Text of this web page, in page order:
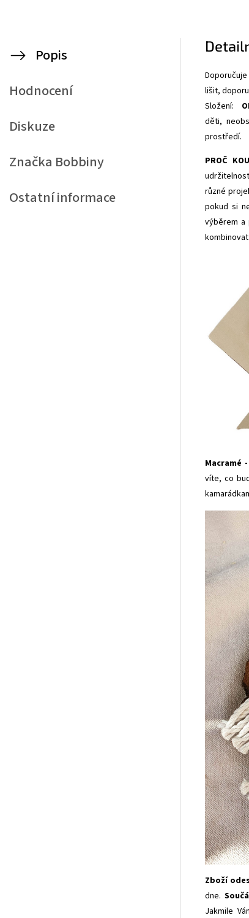
Popis
Hodnocení
Diskuze
Značka Bobbiny
Ostatní informace
lišit,
Složení:
děti,
prostředí.
PROČ
různé
pokud si
výběrem a
Macramé
víte, co
Zboží
dne.
Jakmile